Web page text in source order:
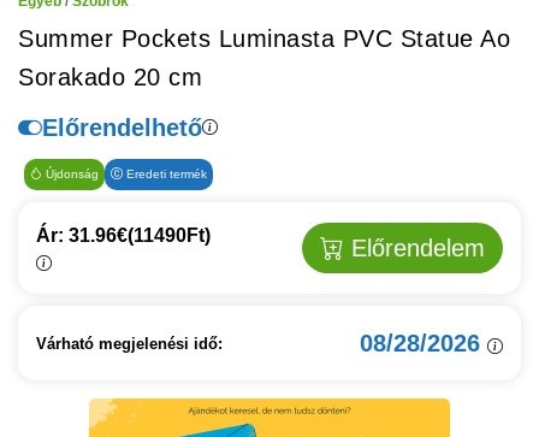
Summer Pockets Luminasta PVC Statue Ao
Sorakado 20 cm
Előrendelhető
Újdonság Eredeti termék
Ár: 31.96€(11490Ft) Előrendelem
Várható megjelenési idő: 08/28/2026